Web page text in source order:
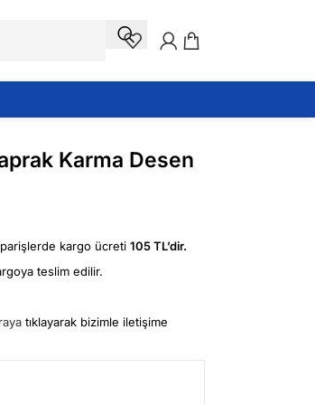
Karma Desen
kargo ücreti 105 TL’dir.
teslim edilir.
tıklayarak bizimle iletişime